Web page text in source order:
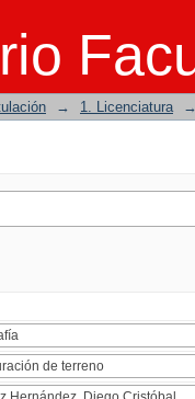
→ 1. Licenciatura